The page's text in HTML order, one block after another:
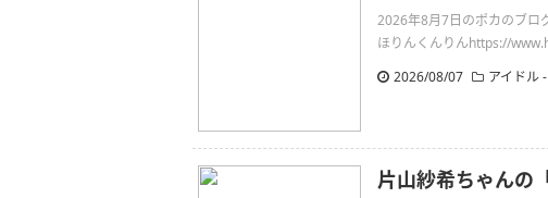
2026年8月7日のポカのブロ
ほりんくんりんhttps://
2026/08/07
アイドル
片山紗希ちゃんの